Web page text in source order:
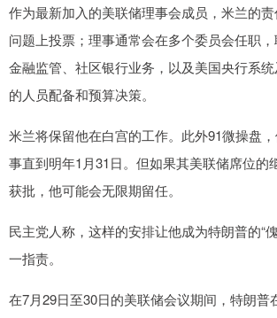
作为最新加入的美联储理事会成员，米兰的
问题上投票；理事通常会在多个委员会任职
金融监管、社区银行业务，以及美国央行系
的人员配备和预算决策。
米兰将保留他在白宫的工作。此外91微操盘
事直到明年1月31日。但如果其美联储席位的
获批，他可能会无限期留任。
民主党人称，这样的安排让他成为特朗普的“
一指责。
在7月29日至30日的美联储会议期间，特朗普